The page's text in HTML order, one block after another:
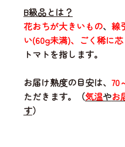
B級品とは？
花おちが大きいもの、 線
い(60g未満)、ごく稀に
トマトを指します。
お届け熟度の目安は、 70
ただきます。（気温やお
す）